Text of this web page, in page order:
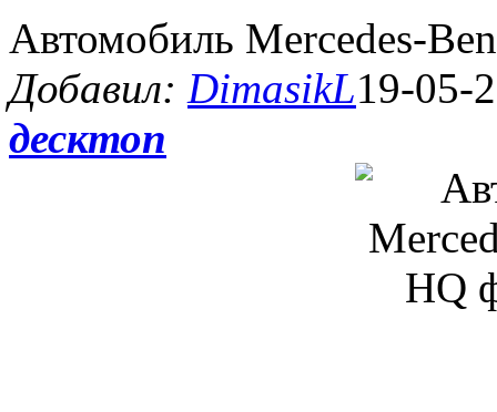
Автомобиль Mercedes-
Добавил: DimasikL19-05-
десктоп